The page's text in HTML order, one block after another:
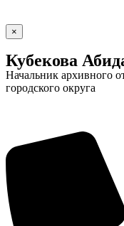
×
Кубекова
Начальник архивного
городского округа